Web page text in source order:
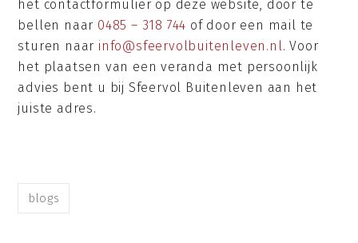
het contactformulier op deze website, door te
bellen naar 0485 – 318 744 of door een mail te
sturen naar info@sfeervolbuitenleven.nl. Voor
het plaatsen van een veranda met persoonlijk
advies bent u bij Sfeervol Buitenleven aan het
juiste adres.
blogs